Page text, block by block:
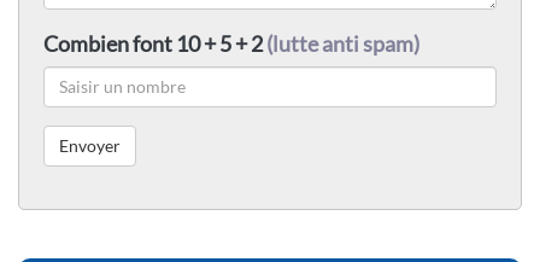
Combien font 10 + 5 + 2(lutte anti spam)